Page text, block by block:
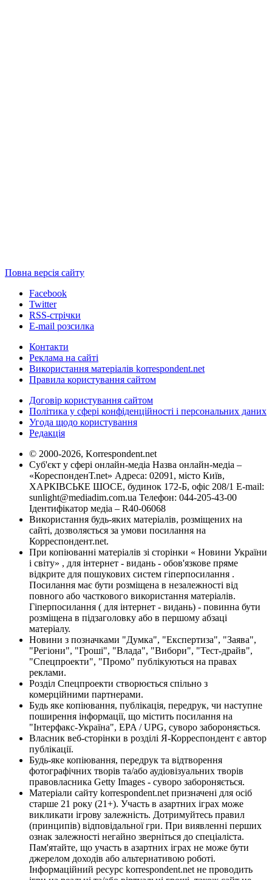
Повна версія сайту
Facebook
Twitter
RSS-стрічки
E-mail розсилка
Контакти
Реклама на сайті
Використання матеріалів korrespondent.net
Правила користування сайтом
Договір користування сайтом
Політика у сфері конфіденційності і персональних даних
Угода щодо користування
Редакція
© 2000-2026, Korrespondent.net
Суб'єкт у сфері онлайн-медіа Назва онлайн-медіа –
«КореспонденТ.net» Адреса: 02091, місто Київ,
ХАРКІВСЬКЕ ШОСЕ, будинок 172-Б, офіс 208/1 E-mail:
sunlight@mediadim.com.ua Телефон: 044-205-43-00
Ідентифікатор медіа – R40-06068
Використання будь-яких матеріалів, розміщених на
сайті, дозволяється за умови посилання на
Корреспондент.net.
При копіюванні матеріалів зі сторінки « Новини України
і світу» , для інтернет - видань - обов'язкове пряме
відкрите для пошукових систем гіперпосилання .
Посилання має бути розміщена в незалежності від
повного або часткового використання матеріалів.
Гіперпосилання ( для інтернет - видань) - повинна бути
розміщена в підзаголовку або в першому абзаці
матеріалу.
Новини з позначками "Думка", "Експертиза", "Заява",
"Регіони", "Гроші", "Влада", "Вибори", "Тест-драйв",
"Спецпроекти", "Промо" публікуються на правах
реклами.
Розділ Спецпроекти створюється спільно з
комерційними партнерами.
Будь яке копіювання, публікація, передрук, чи наступне
поширення інформації, що містить посилання на
"Інтерфакс-Україна", EPA / UPG, суворо забороняється.
Власник веб-сторінки в розділі Я-Корреспондент є автор
публікації.
Будь-яке копіювання, передрук та відтворення
фотографічних творів та/або аудіовізуальних творів
правовласника Getty Images - суворо забороняється.
Матеріали сайту korrespondent.net призначені для осіб
старше 21 року (21+). Участь в азартних іграх може
викликати ігрову залежність. Дотримуйтесь правил
(принципів) відповідальної гри. При виявленні перших
ознак залежності негайно зверніться до спеціаліста.
Пам'ятайте, що участь в азартних іграх не може бути
джерелом доходів або альтернативою роботі.
Інформаційний ресурс korrespondent.net не проводить